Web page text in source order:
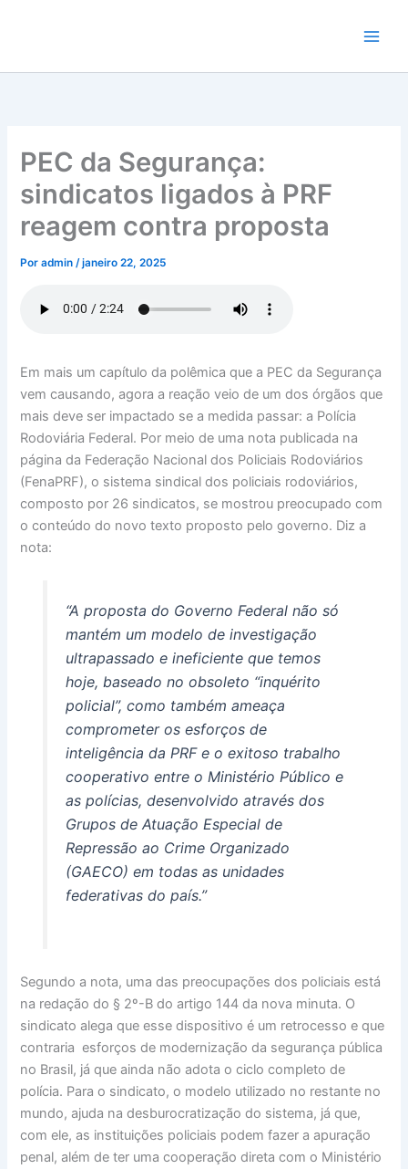
conteúdo
PEC da Segurança:
sindicatos ligados à PRF
reagem contra proposta
Poradmin/janeiro 22, 2025
Em mais um capítulo da polêmica que a PEC da Segurança
vem causando, agora a reação veio de um dos órgãos que
mais deve ser impactado se a medida passar: a Polícia
Rodoviária Federal. Por meio de uma nota publicada na
página da Federação Nacional dos Policiais Rodoviários
(FenaPRF), o sistema sindical dos policiais rodoviários,
composto por 26 sindicatos, se mostrou preocupado com
o conteúdo do novo texto proposto pelo governo. Diz a
nota:
“A proposta do Governo Federal não só
mantém um modelo de investigação
ultrapassado e ineficiente que temos
hoje, baseado no obsoleto “inquérito
policial”, como também ameaça
comprometer os esforços de
inteligência da PRF e o exitoso trabalho
cooperativo entre o Ministério Público e
as polícias, desenvolvido através dos
Grupos de Atuação Especial de
Repressão ao Crime Organizado
(GAECO) em todas as unidades
federativas do país.”
Segundo a nota, uma das preocupações dos policiais está
na redação do § 2º-B do artigo 144 da nova minuta. O
sindicato alega que esse dispositivo é um retrocesso e que
contraria esforços de modernização da segurança pública
no Brasil, já que ainda não adota o ciclo completo de
polícia. Para o sindicato, o modelo utilizado no restante no
mundo, ajuda na desburocratização do sistema, já que,
com ele, as instituições policiais podem fazer a apuração
penal, além de ter uma cooperação direta com o Ministério